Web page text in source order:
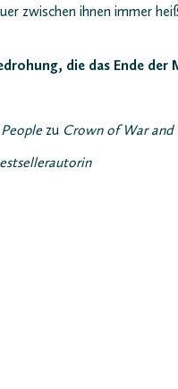
zwischen ihnen immer
die das Ende
Peoplezu Crown of War and